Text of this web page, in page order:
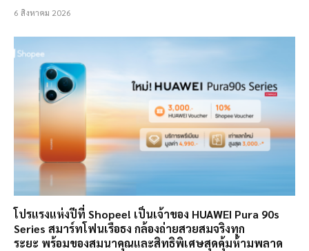
6 สิงหาคม 2026
โปรแรงแห่งปีที่ Shopee! เป็นเจ้าของ HUAWEI Pura 90s
Series สมาร์ทโฟนเรือธง กล้องถ่ายสวยสมจริงทุก
ระยะ พร้อมของสมนาคุณและสิทธิพิเศษสุดคุ้มห้ามพลาด